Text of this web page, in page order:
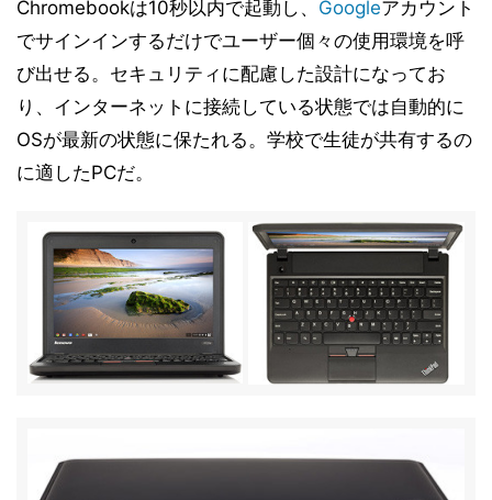
Chromebookは10秒以内で起動し、 Googleアカウント
でサインインするだけでユーザー個々の使用環境を呼
び出せる。セキュリティに配慮した設計になってお
り、インターネットに接続している状態では自動的に
OSが最新の状態に保たれる。学校で生徒が共有するの
に適したPCだ。